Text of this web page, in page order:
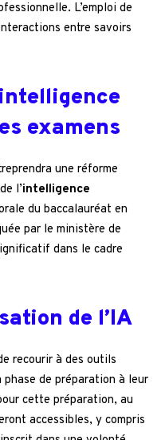
L’emploi de
entre savoirs
examens
une réforme
l’intelligence
du baccalauréat en
par le ministère de
dans le cadre
de l’IA
recourir à des outils
de préparation à leur
cette préparation, au
accessibles, y compris